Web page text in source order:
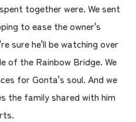
together were. We sent
to ease the owner's
sure he'll be watching over
of the Rainbow Bridge. We
for Gonta's soul. And we
the family shared with him